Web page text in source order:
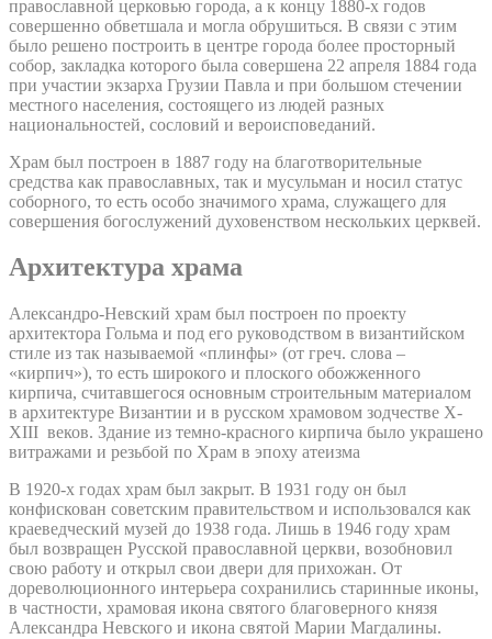
православной церковью города, а к концу 1880-х годов
совершенно обветшала и могла обрушиться. В связи с этим
было решено построить в центре города более просторный
собор, закладка которого была совершена 22 апреля 1884 года
при участии экзарха Грузии Павла и при большом стечении
местного населения, состоящего из людей разных
национальностей, сословий и вероисповеданий.
Храм был построен в 1887 году на благотворительные
средства как православных, так и мусульман и носил статус
соборного, то есть особо значимого храма, служащего для
совершения богослужений духовенством нескольких церквей.
Архитектура храма
Александро-Невский храм был построен по проекту
архитектора Гольма и под его руководством в византийском
стиле из так называемой «плинфы» (от греч. слова –
«кирпич»), то есть широкого и плоского обожженного
кирпича, считавшегося основным строительным материалом
в архитектуре Византии и в русском храмовом зодчестве X-
XIII веков. Здание из темно-красного кирпича было украшено
витражами и резьбой по Храм в эпоху атеизма
В 1920-х годах храм был закрыт. В 1931 году он был
конфискован советским правительством и использовался как
краеведческий музей до 1938 года. Лишь в 1946 году храм
был возвращен Русской православной церкви, возобновил
свою работу и открыл свои двери для прихожан. От
дореволюционного интерьера сохранились старинные иконы,
в частности, храмовая икона святого благоверного князя
Александра Невского и икона святой Марии Магдалины.